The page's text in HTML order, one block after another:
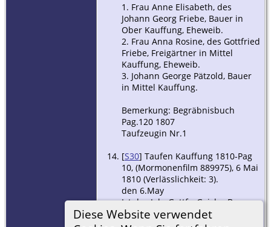
Diese Website verwendet
1. Frau Anne Elisabeth, des
Johann Georg Friebe, Bauer in
Ober Kauffung, Eheweib.
2. Frau Anna Rosine, des Gottfried
Friebe, Freigärtner in Mittel
Kauffung, Eheweib.
3. Johann George Pätzold, Bauer
in Mittel Kauffung.
Bemerkung: Begräbnisbuch
Pag.120 1807
Taufzeugin Nr.1
[S30] Taufen Kauffung 1810-Pag
10, (Mormonenfilm 889975), 6 Mai
1810 (Verlässlichkeit: 3).
den 6.May
Ist des Joh. Gottfr. Geisler Bauer
in N.K. v.s.W. Anne Elis.